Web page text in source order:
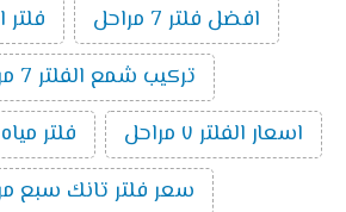
افضل فلتر 7 مراحل
فلتر
تركيب شمع الفلتر 7 مراحل
اسعار الفلتر ٧ مراحل
فلتر مياه
سعر فلتر تانك سبع